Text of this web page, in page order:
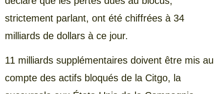
strictement parlant, ont été chiffrées à 34
milliards de dollars à ce jour.
11 milliards supplémentaires doivent être mis au
compte des actifs bloqués de la Citgo, la